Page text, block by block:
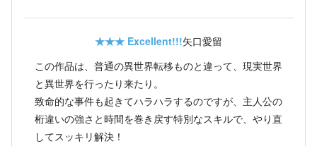
★★★ Excellent!!!矢口愛留
この作品は、普通の異世界転移ものと違って、現実世界
と異世界を行ったり来たり。
致命的な事件も起きてハラハラするのですが、主人公の
桁違いの強さと時間を巻き戻す特別なスキルで、やり直
してスッキリ解決！